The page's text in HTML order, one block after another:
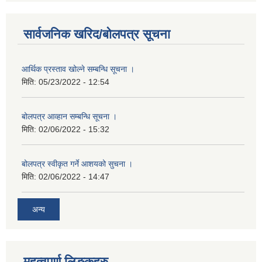
सार्वजनिक खरिद/बोलपत्र सूचना
आर्थिक प्रस्ताव खोल्ने सम्बन्धि सूचना ।
मिति: 05/23/2022 - 12:54
बोलपत्र आव्हान सम्बन्धि सूचना ।
मिति: 02/06/2022 - 15:32
बोलपत्र स्वीकृत गर्ने आशयको सुचना ।
मिति: 02/06/2022 - 14:47
अन्य